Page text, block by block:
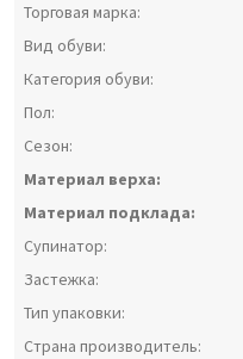
Торговая марка:
Вид обуви:
Категория обуви:
Пол:
Сезон:
Материал верха:
Материал подклада:
Супинатор:
Застежка:
Тип упаковки:
Страна производитель: